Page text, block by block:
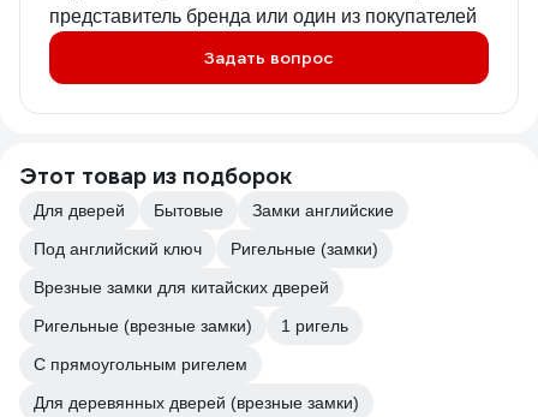
представитель бренда или один из покупателей
Задать вопрос
Этот товар из подборок
Для дверей Бытовые
Замки английские
Под английский ключ
Ригельные (замки)
Врезные замки для китайских дверей
Ригельные (врезные замки)
1 ригель
С прямоугольным ригелем
Для деревянных дверей (врезные замки)